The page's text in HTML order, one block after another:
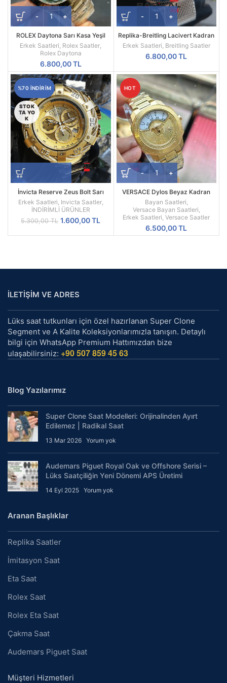
ROLEX Daytona Sarı Kasa Yeşil
Kadran 116508
Erkek Saatleri Rolex Saatler
Rolex Daytona
6.800,00TL
Replika-Breitling Lacivert Kadran
Hasır Kordon Kol Saati
Erkek Saatleri Breitling Saatler
6.800,00TL
%70 INDIRIM
STOK
TA YO
K
İnvicta Reserve Zeus Bolt Sarı
Kadran Replika Erkek Kol Saati
Erkek Saatleri Invicta Saatler,
İNDİRİMLİ ÜRÜNLER
5.300,00TL Orijinal
5.300,00 TL.
1.600,00TL
fiyat:
HOT
VERSACE Dylos Beyaz Kadran
Sarı Kasa
Bayan Saatleri
Versace Bayan Saatleri
Erkek Saatleri ,Versace Saatler
6.500,00TL
İLETİŞİM VE ADRES
Lüks saat tutkunları için özel hazırlanan Super Clone
Segment ve A Kalite Koleksiyonlarımızla tanışın. Detaylı
bilgi için WhatsApp Premium Hattımızdan bize
ulaşabilirsiniz: +90 507 859 45 63
Blog Yazılarımız
Super Clone Saat Modelleri: Orijinalinden Ayırt
Edilemez | Radikal Saat
13 Mar 2026 Yorum yok
Audemars Piguet Royal Oak ve Offshore Serisi –
Lüks Saatçiliğin Yeni Dönemi APS Üretimi
14 Eyl 2025 Yorum yok
Aranan Başlıklar
Replika Saatler
İmitasyon Saat
Eta Saat
Rolex Saat
Rolex Eta Saat
Çakma Saat
Audemars Piguet Saat
Müşteri Hizmetleri